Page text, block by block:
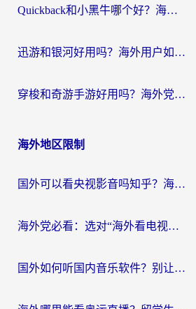
Quickback和小黑牛哪个好？海外党亲测指南，选对回国加速器秒回国内
迅游和银河好用吗？海外用户如何选择回国加速器实现无缝访问国内资源
穿梭和奇游手游好用吗？海外党亲测3款回国加速器，附蜜蜂加速器七天试用攻略
海外地区限制
国外可以看央视影音吗知乎？海外党亲测有效的回国加速方案
海外党必看：选对“海外看电视剧软件”，再也不用愁国内剧刷不了
国外如何听国内音乐软件？别让地域限制，断了你的中文歌单